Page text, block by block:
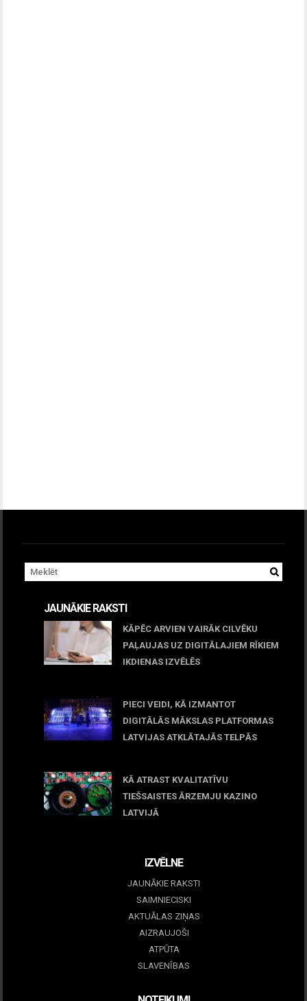
JAUNĀKIE RAKSTI
KĀPĒC ARVIEN VAIRĀK CILVĒKU
PAĻAUJAS UZ DIGITĀLAJIEM RĪKIEM
IKDIENAS IZVĒLĒS
PIECI VEIDI, KĀ IZMANTOT
DIGITĀLĀS MĀKSLAS PLATFORMAS
LATVIJAS ATKLĀTAJĀS TELPĀS
KĀ ATRAST KVALITATĪVU
TIEŠSAISTES ĀRZEMJU KAZINO
LATVIJĀ
IZVĒLNE
JAUNĀKIE RAKSTI
SAIMNIECISKI
AKTUĀLAS ZIŅAS
AIZRAUJOŠI
ATPŪTA
SLAVENĪBAS